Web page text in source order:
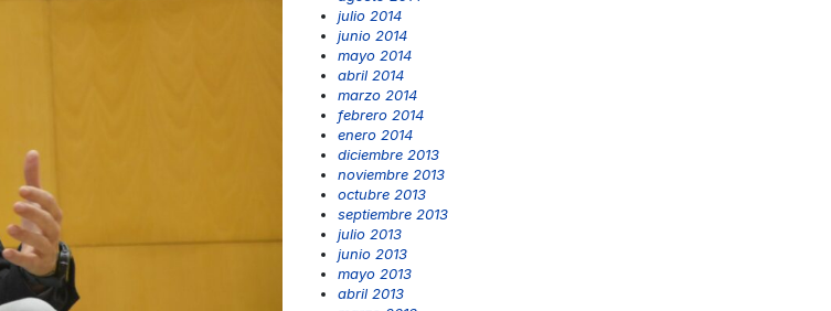
julio 2014
junio 2014
mayo 2014
abril 2014
marzo 2014
febrero 2014
enero 2014
diciembre 2013
noviembre 2013
octubre 2013
septiembre 2013
julio 2013
junio 2013
mayo 2013
abril 2013